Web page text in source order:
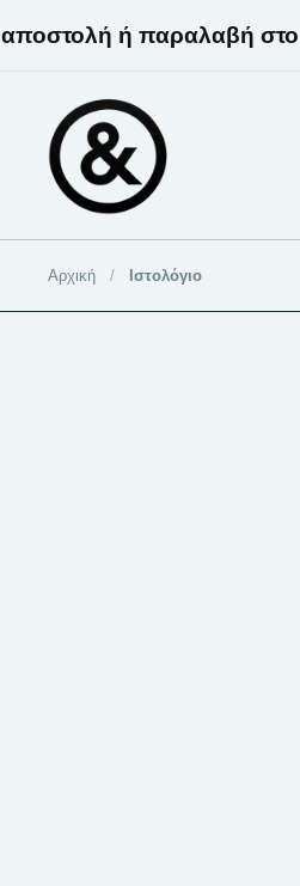
ή παραλαβή στο
Αρχική / Ιστολόγιο